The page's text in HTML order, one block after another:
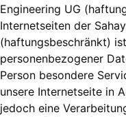
Engineering UG
Internetseiten der
(haftungsbeschränkt)
personenbezogener
Person besondere
unsere Internetseite in
jedoch eine